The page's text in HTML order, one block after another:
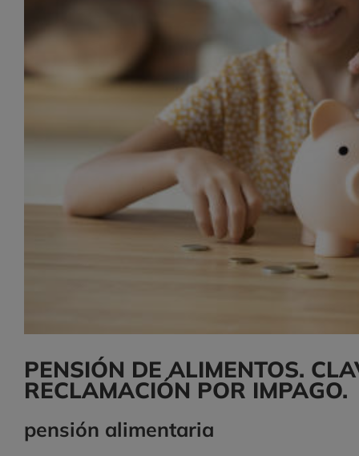
PENSIÓN DE ALIMENTOS.
RECLAMACIÓN POR IMPAGO.
pensión alimentaria